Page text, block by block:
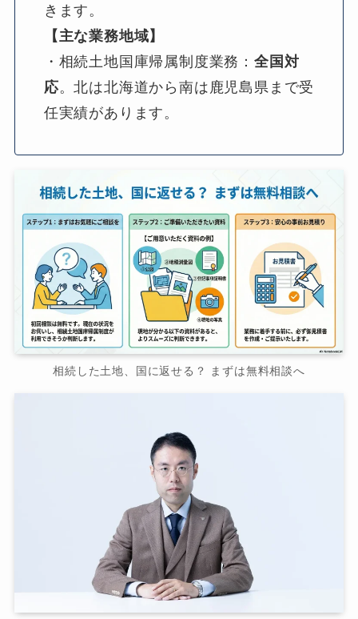
きます。
【主な業務地域】
・相続土地国庫帰属制度業務：全国対
応。北は北海道から南は鹿児島県まで受
任実績があります。
相続した土地、国に返せる？ まずは無料相談へ